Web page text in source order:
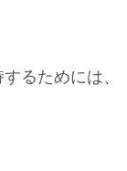
るためには、